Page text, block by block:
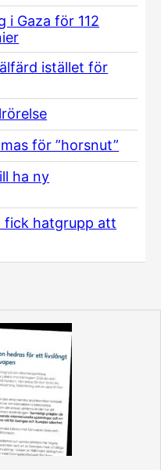
i Gaza för 112
istället för
för ”horsnut”
ha ny
fick hatgrupp att